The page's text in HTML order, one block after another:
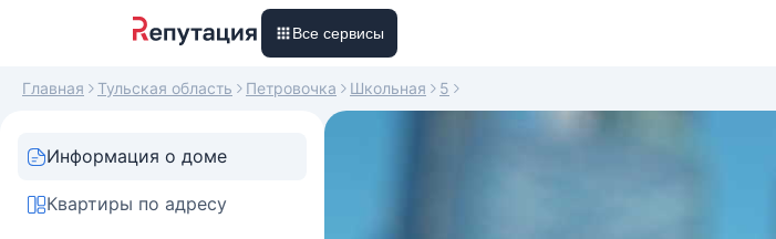
Все сервисы
Главная Тульская область Петровочка Школьная 5
Информация о доме
Квартиры по адресу